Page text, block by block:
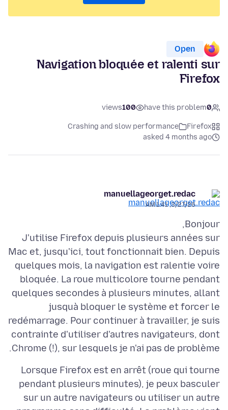
Open
Navigation bloquée et ralenti sur
Firefox
0
have this problem
100
views
Firefox
Crashing and slow performance
asked 4 months ago
manuellageorget.redac
3/27/26, 1:41 AM
J'utilise Firefox depuis plusieurs années sur
Mac et, jusqu'ici, tout fonctionnait bien. Depuis
quelques mois, la navigation est ralentie voire
bloquée. La roue multicolore tourne pendant
quelques secondes à plusieurs minutes, allant
jusquà bloquer le système et forcer le
redémarrage. Pour continuer à travailler, je suis
contrainte d'utiliser d'autres navigateurs, dont
Chrome (!), sur lesquels je n'ai pas de problème.
Lorsque Firefox est en arrêt (roue qui tourne
pendant plusieurs minutes), je peux basculer
sur un autre navigateurs ou utiliser un autre